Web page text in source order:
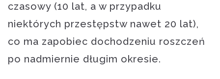
czasowy (10 lat, a w przypadku
niektórych przestępstw nawet 20 lat),
co ma zapobiec dochodzeniu roszczeń
po nadmiernie długim okresie.